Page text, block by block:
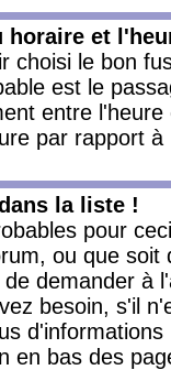
horaire et
choisi le bon
est le
entre
par rapport à
la liste !
pour
ou que
demander à
besoin, s'il
en bas des